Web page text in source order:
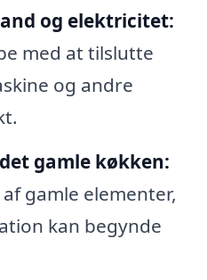
og elektricitet:
med at tilslutte
og andre
gamle køkken:
gamle elementer,
kan begynde